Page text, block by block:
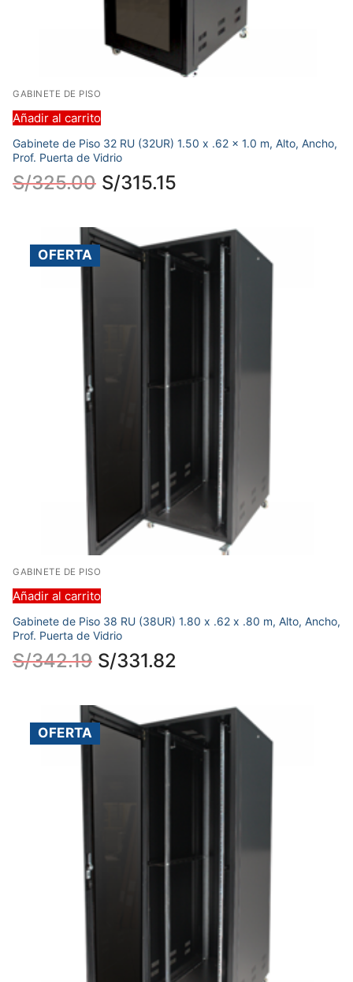
GABINETE DE PISO
Añadir al carrito
Gabinete de Piso 32 RU (32UR) 1.50 x .62 x 1.0 m, Alto, Ancho,
Prof. Puerta de Vidrio
S/325.00 S/315.15
OFERTA
GABINETE DE PISO
Añadir al carrito
Gabinete de Piso 38 RU (38UR) 1.80 x .62 x .80 m, Alto, Ancho,
Prof. Puerta de Vidrio
S/342.19 S/331.82
OFERTA